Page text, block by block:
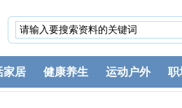
家居 健康养生 运动户外 职